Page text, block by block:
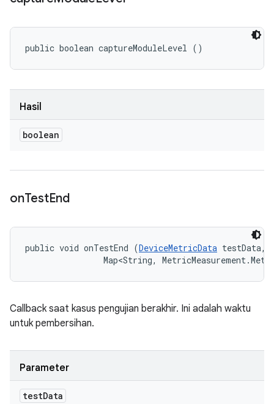
public boolean captureModuleLevel ()
Hasil
boolean
onTestEnd
public void onTestEnd (DeviceMetricData testData,
Map<String,
Callback saat kasus pengujian berakhir. Ini adalah waktu
untuk pembersihan.
Parameter
testData